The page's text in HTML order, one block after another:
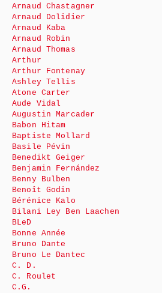
Arnaud Chastagner
Arnaud Dolidier
Arnaud Kaba
Arnaud Robin
Arnaud Thomas
Arthur
Arthur Fontenay
Ashley Tellis
Atone Carter
Aude Vidal
Augustin Marcader
Babon Hitam
Baptiste Mollard
Basile Pévin
Benedikt Geiger
Benjamin Fernández
Benny Bulben
Benoît Godin
Bérénice Kalo
Bilani Ley Ben Laachen
BLeD
Bonne Année
Bruno Dante
Bruno Le Dantec
C. D.
C. Roulet
C.G.